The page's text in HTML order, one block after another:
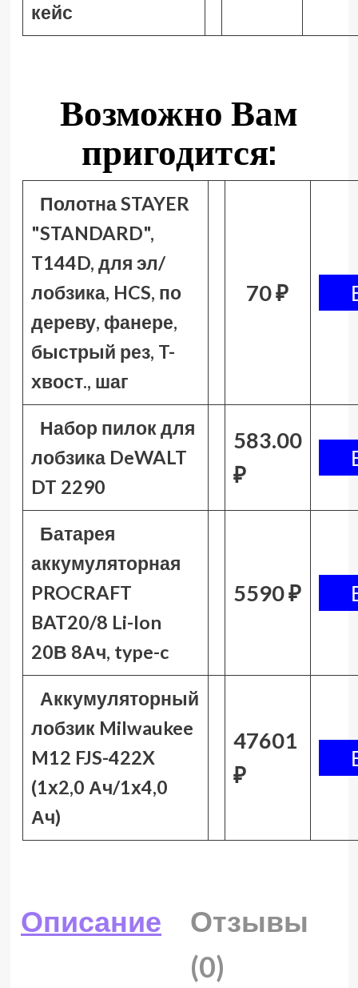
кейс
Возможно Вам
пригодится:
Полотна STAYER
"STANDARD",
T144D, для эл/
лобзика, HCS, по
дереву, фанере,
быстрый рез, T-
хвост., шаг
70 ₽
Набор пилок для
лобзика DeWALT
DT 2290
583.00
₽
Батарея
аккумуляторная
PROCRAFT
BAT20/8 Li-Ion
20В 8Ач, type-c
5590 ₽
Аккумуляторный
лобзик Milwaukee
M12 FJS-422X
(1х2,0 Ач/1х4,0
Ач)
47601
₽
Описание
Отзывы
(0)